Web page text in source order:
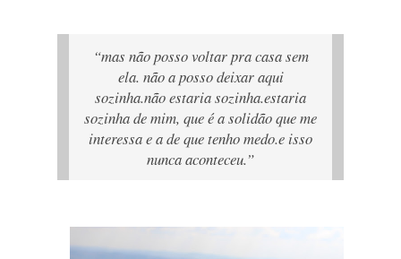
“mas não posso voltar pra casa sem
ela. não a posso deixar aqui
sozinha.não estaria sozinha.estaria
sozinha de mim, que é a solidão que me
interessa e a de que tenho medo.e isso
nunca aconteceu.”